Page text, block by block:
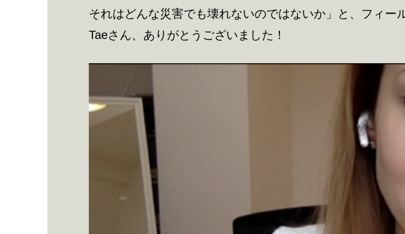
それはどんな災害でも壊れないのではないか」と、フィー
Taeさん、ありがとうございました！